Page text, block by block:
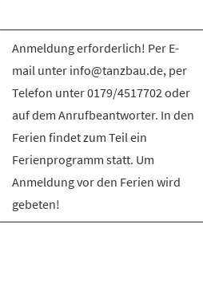
Anmeldung erforderlich! Per E-
mail unter info@tanzbau.de, per
Telefon unter 0179/4517702 oder
auf dem Anrufbeantworter. In den
Ferien findet zum Teil ein
Ferienprogramm statt. Um
Anmeldung vor den Ferien wird
gebeten!